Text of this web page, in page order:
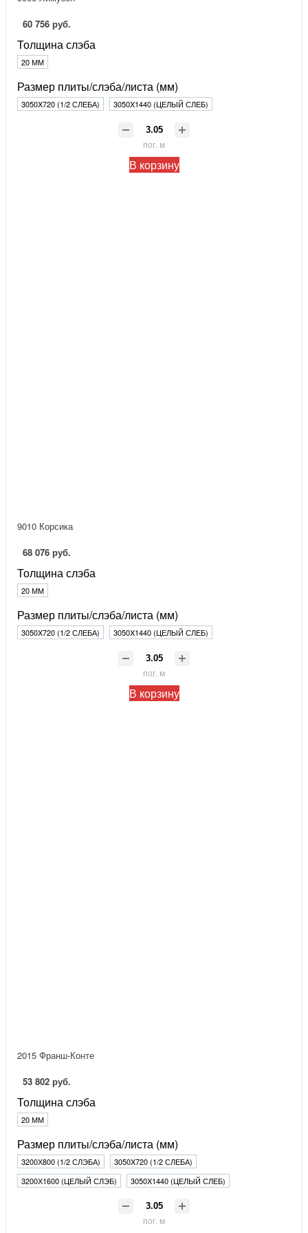
60 756 руб.
Толщина слэба
20 ММ
Размер плиты/слэба/листа (мм)
3050X720 (1/2 СЛЕБА) 3050X1440 (ЦЕЛЫЙ СЛЕБ)
пог. м
В корзину
9010 Корсика
68 076 руб.
Толщина слэба
20 ММ
Размер плиты/слэба/листа (мм)
3050X720 (1/2 СЛЕБА) 3050X1440 (ЦЕЛЫЙ СЛЕБ)
пог. м
В корзину
2015 Франш-Конте
53 802 руб.
Толщина слэба
20 ММ
Размер плиты/слэба/листа (мм)
3200Х800 (1/2 СЛЭБА)
3050X720 (1/2 СЛЕБА)
3200Х1600 (ЦЕЛЫЙ СЛЭБ)
3050X1440 (ЦЕЛЫЙ СЛЕБ)
пог. м